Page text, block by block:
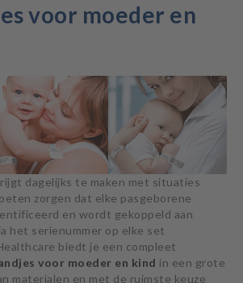
voor moeder en
dagelijks te maken met situaties
zorgen dat elke pasgeborene
en wordt gekoppeld aan
het serienummer op elke set
biedt je een compleet
voor moeder en kind in een grote
materialen en met de ruimste keuze